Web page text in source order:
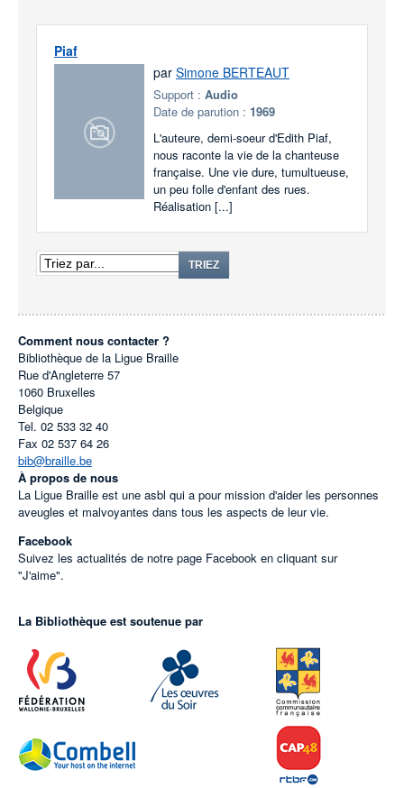
Piaf
par Simone BERTEAUT
Support : Audio
Date de parution : 1969
L'auteure, demi-soeur d'Edith Piaf,
nous raconte la vie de la chanteuse
française. Une vie dure, tumultueuse,
un peu folle d'enfant des rues.
Réalisation [...]
TRIEZ
Comment nous contacter ?
Bibliothèque de la Ligue Braille
Rue d'Angleterre 57
1060 Bruxelles
Belgique
Tel. 02 533 32 40
Fax 02 537 64 26
bib@braille.be
À propos de nous
La Ligue Braille est une asbl qui a pour mission d'aider les personnes
aveugles et malvoyantes dans tous les aspects de leur vie.
Facebook
Suivez les actualités de notre page Facebook en cliquant sur
"J'aime".
La Bibliothèque est soutenue par